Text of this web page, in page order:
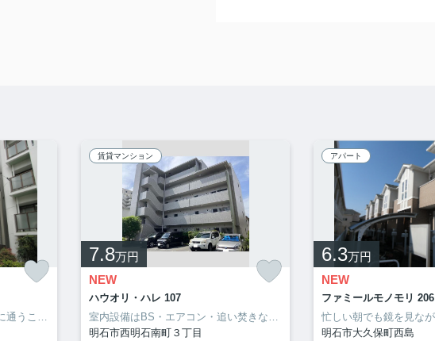
大観幼稚園まで徒歩5分と気軽に通うことができます。セキュリティ面は、防犯カメラ・24時間緊急通報システムなどを設置しているので安全面でも優れております。明石市でなら、安心して暮らせる住まいが揃ってる、山陽電気鉄道本線西新町駅近くは如何でしょう。078-913-0002からいつでもご依頼を受け付けております。
賃貸マンション
7.8万円
NEW
ハウオリ・ハレ 107
室内設備はBS・エアコン・追い焚きなどが揃っており、とても充実しています。大量の洗濯物もバルコニーで解決。こちらは1LDKになります。クレジットカードで初期費用がお支払いいただけるので、決済の手間が軽減できます。こちらのお部屋で新しい生活を始めてみませんか。快適な生活を実現してくれる要素の一つに、住まいというものがあるのだと思います。当社に住まい探しのお手伝いをさせて下さい。
明石市西明石南町３丁目
アパート
6.3万円
NEW
ファミールモノモリ 206
明石市大久保町西島